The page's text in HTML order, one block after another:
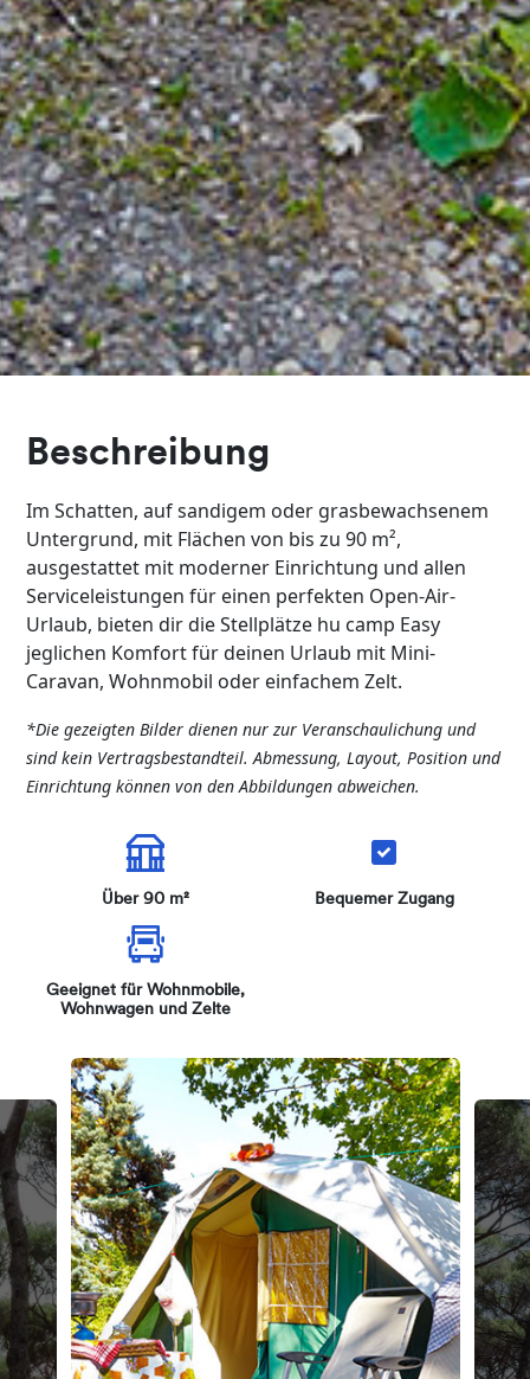
Beschreibung
Im Schatten, auf sandigem oder grasbewachsenem
Untergrund, mit Flächen von bis zu 90 m²,
ausgestattet mit moderner Einrichtung und allen
Serviceleistungen für einen perfekten Open-Air-
Urlaub, bieten dir die Stellplätze hu camp Easy
jeglichen Komfort für deinen Urlaub mit Mini-
Caravan, Wohnmobil oder einfachem Zelt.
*Die gezeigten Bilder dienen nur zur Veranschaulichung und
sind kein Vertragsbestandteil. Abmessung, Layout, Position und
Einrichtung können von den Abbildungen abweichen.
Über 90 m² Bequemer Zugang
Geeignet für Wohnmobile,
Wohnwagen und Zelte